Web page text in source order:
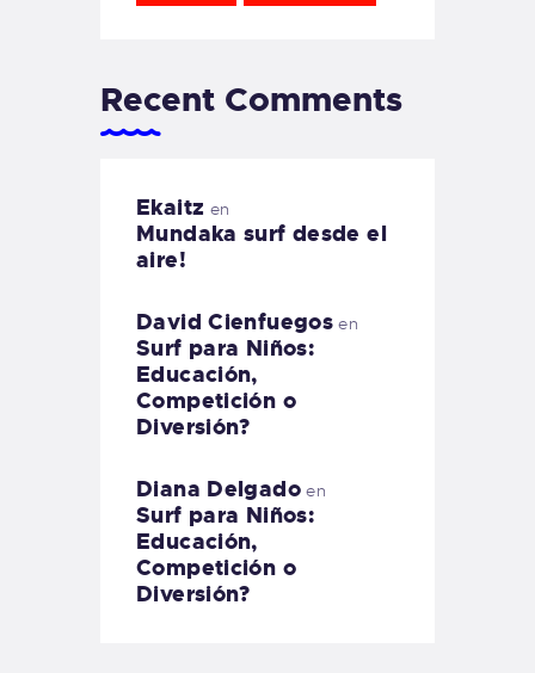
Recent Comments
Ekaitz en
Mundaka surf desde el
aire!
David Cienfuegos en
Surf para Niños:
Educación,
Competición o
Diversión?
Diana Delgadoen
Surf para Niños:
Educación,
Competición o
Diversión?